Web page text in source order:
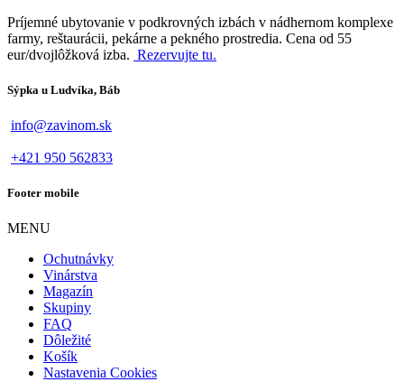
Príjemné ubytovanie v podkrovných izbách v nádhernom komplexe
farmy, reštaurácii, pekárne a pekného prostredia. Cena od 55
eur/dvojlôžková izba. Rezervujte tu.
Sýpka u Ludvíka, Báb
info@zavinom.sk
+421 950 562833
Footer mobile
MENU
Ochutnávky
Vinárstva
Magazín
Skupiny
FAQ
Dôležité
Košík
Nastavenia Cookies